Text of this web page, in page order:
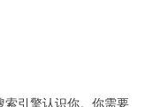
引擎认识你。你需要